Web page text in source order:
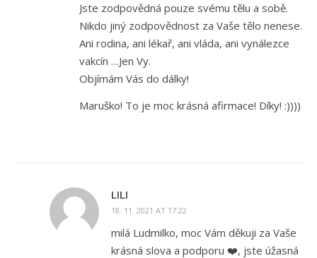
Jste zodpovědná pouze svému tělu a sobě.
Nikdo jiný zodpovědnost za Vaše tělo nenese.
Ani rodina, ani lékař, ani vláda, ani vynálezce
vakcín …Jen Vy.
Objímám Vás do dálky!
Maruško! To je moc krásná afirmace! Díky! :))))
LILI
18. 11. 2021 AT 17:22
milá Ludmilko, moc Vám děkuji za Vaše
krásná slova a podporu ❤️, jste úžasná